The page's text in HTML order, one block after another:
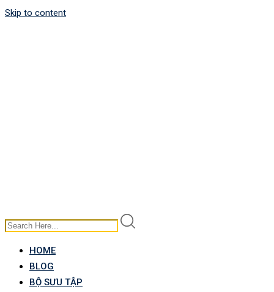
Skip to content
HOME
BLOG
BỘ SƯU TẬP